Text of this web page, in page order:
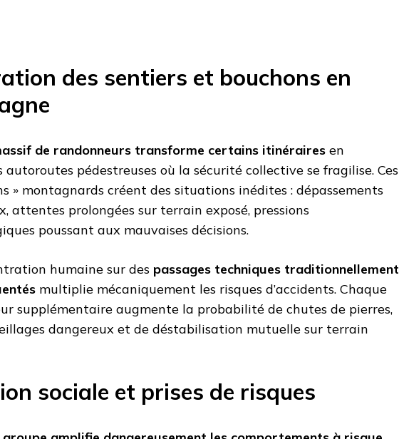
des sentiers et bouchons en
de randonneurs transforme certains itinéraires en
autoroutes pédestreuses où la sécurité collective se fragilise. Ces
» montagnards créent des situations inédites : dépassements
attentes prolongées sur terrain exposé, pressions
poussant aux mauvaises décisions.
humaine sur des passages techniques traditionnellement
multiplie mécaniquement les risques d’accidents. Chaque
supplémentaire augmente la probabilité de chutes de pierres,
dangereux et de déstabilisation mutuelle sur terrain
sociale et prises de risques